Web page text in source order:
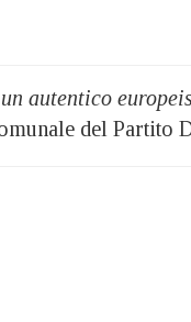
autentico
del Partito